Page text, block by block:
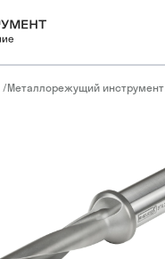
/Металлорежущий инструмент